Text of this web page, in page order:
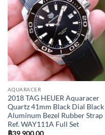
Add to
Wishlist
AQUARACER
2018 TAG HEUER Aquaracer
Quartz 41mm Black Dial Black
Aluminum Bezel Rubber Strap
Ref. WAY111A Full Set